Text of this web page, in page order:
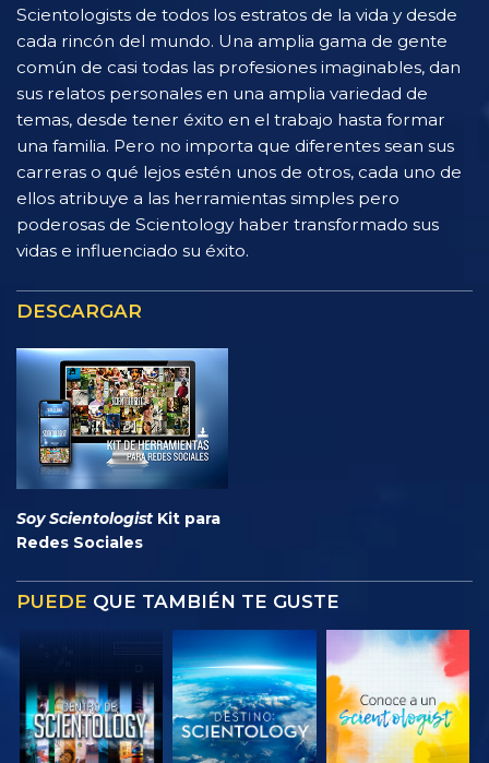
Scientologists de todos los estratos de la vida y desde
cada rincón del mundo. Una amplia gama de gente
común de casi todas las profesiones imaginables, dan
sus relatos personales en una amplia variedad de
temas, desde tener éxito en el trabajo hasta formar
una familia. Pero no importa que diferentes sean sus
carreras o qué lejos estén unos de otros, cada uno de
ellos atribuye a las herramientas simples pero
poderosas de Scientology haber transformado sus
vidas e influenciado su éxito.
DESCARGAR
Soy Scientologist Kit para
Redes Sociales
PUEDE QUE TAMBIÉN TE GUSTE